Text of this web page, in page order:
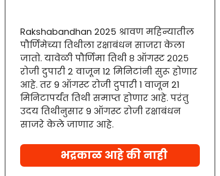
Rakshabandhan 2025 श्रावण महिन्यातील
पौर्णिमेच्या तिथीला रक्षाबंधन साजरा केला
जातो. यावेळी पौर्णिमा तिथी ८ ऑगस्ट २०२५
रोजी दुपारी 2 वाजून 12 मिनिटांनी सुरू होणार
आहे. तर 9 ऑगस्ट रोजी दुपारी 1 वाजून 21
मिनिटापर्यंत तिथी समाप्त होणार आहे. परंतु
उदय तिथीनुसार 9 ऑगस्ट रोजी रक्षाबंधन
साजरे केले जाणार आहे.
भद्रकाळ आहे की नाही